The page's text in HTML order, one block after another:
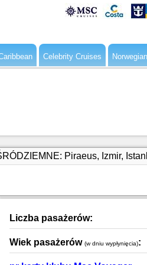
Celebrity Cruises
Piraeus, Izmir,
Liczba pasażerów:
Wiek pasażerów (w dniu wypłynięcia):